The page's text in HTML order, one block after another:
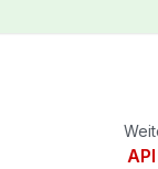
API